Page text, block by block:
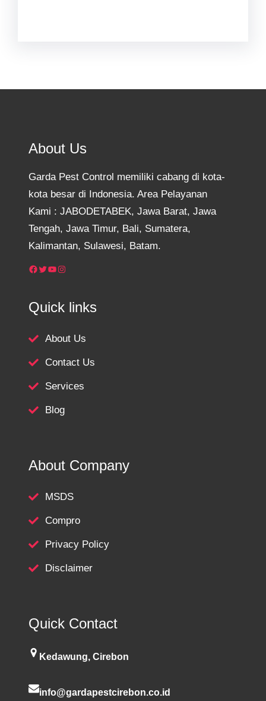
About Us
Garda Pest Control memiliki cabang di kota-
kota besar di Indonesia. Area Pelayanan
Kami : JABODETABEK, Jawa Barat, Jawa
Tengah, Jawa Timur, Bali, Sumatera,
Kalimantan, Sulawesi, Batam.
Facebook Twitter YouTube Instagram
Quick links
About Us
Contact Us
Services
Blog
About Company
MSDS
Compro
Privacy Policy
Disclaimer
Quick Contact
Kedawung, Cirebon
info@gardapestcirebon.co.id